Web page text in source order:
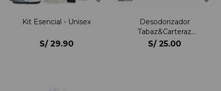
Kit Esencial - Unisex
S/ 29.90
Desodorizador
Tabaz&Carteraz
Desodorizador Unisex
S/ 25.00